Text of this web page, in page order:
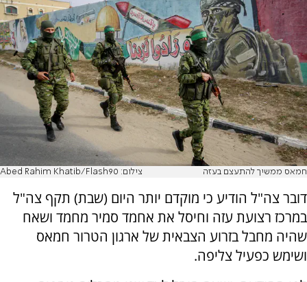
חמאס ממשיך להתעצם בעזה צילום: Abed Rahim Khatib/Flash90
דובר צה"ל הודיע כי מוקדם יותר היום (שבת) תקף צה"ל
במרכז רצועת עזה וחיסל את אחמד סמיר מחמד ושאח
שהיה מחבל בזרוע הצבאית של ארגון הטרור חמאס
ושימש כפעיל צליפה.